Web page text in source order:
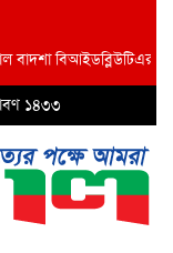
অতি: প্রধান
১৪৩৩